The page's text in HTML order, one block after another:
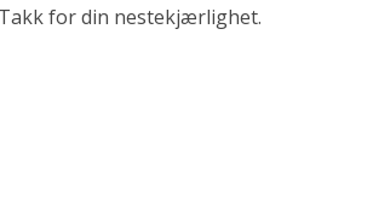
for din nestekjærlighet.